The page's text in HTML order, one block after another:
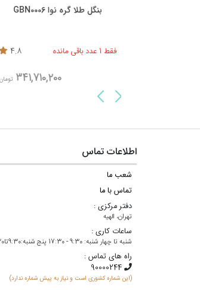
بنگل طلا گره نوا GBN0006
فقط 1 عدد باقی مانده 4.8
341,710,200 تومان
اطلاعات تماس
شعب ما
تماس با ما
دفتر مرکزی :
تهران، الهیه
ساعات کاری :
شنبه تا چهار شنبه: 9:30 - 17:30 پنج شنبه:9:30تا13:30
راه های تماس :
(این شماره کشوری است و نیاز به پیش شماره ندارد)